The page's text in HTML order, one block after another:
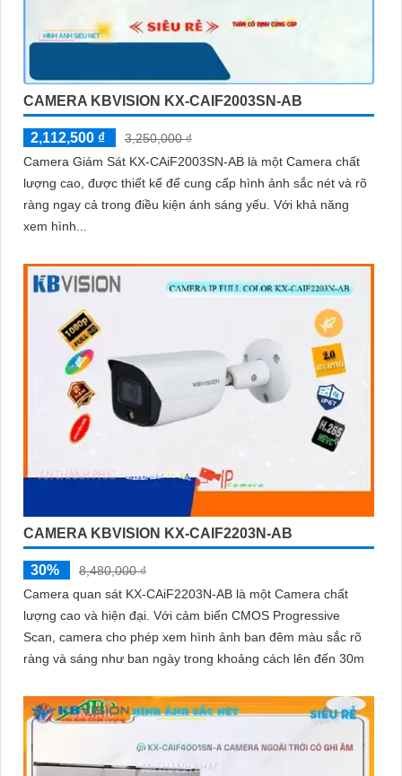
CAMERA KBVISION KX-CAIF2003SN-AB
2,112,500 ₫
3,250,000 ₫
Camera Giám Sát KX-CAiF2003SN-AB là một Camera chất
lượng cao, được thiết kế để cung cấp hình ảnh sắc nét và rõ
ràng ngay cả trong điều kiện ánh sáng yếu. Với khả năng
xem hình...
CAMERA KBVISION KX-CAIF2203N-AB
30%
8,480,000 ₫
Camera quan sát KX-CAiF2203N-AB là một Camera chất
lượng cao và hiện đại. Với cảm biến CMOS Progressive
Scan, camera cho phép xem hình ảnh ban đêm màu sắc rõ
ràng và sáng như ban ngày trong khoảng cách lên đến 30m